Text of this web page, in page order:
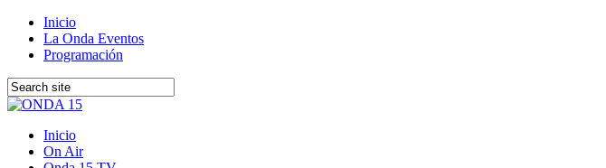
Inicio
La Onda Eventos
Programación
Inicio
On Air